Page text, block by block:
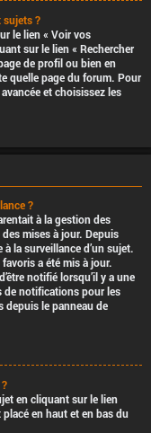
sujets ?
le lien « Voir vos
sur le lien « Rechercher
de profil ou bien en
quelle page du forum. Pour
et choisissez les
?
à la gestion des
mises à jour. Depuis
la surveillance d’un sujet.
a été mis à jour.
notifié lorsqu’il y a une
de notifications pour les
depuis le panneau de
en cliquant sur le lien
en haut et en bas du